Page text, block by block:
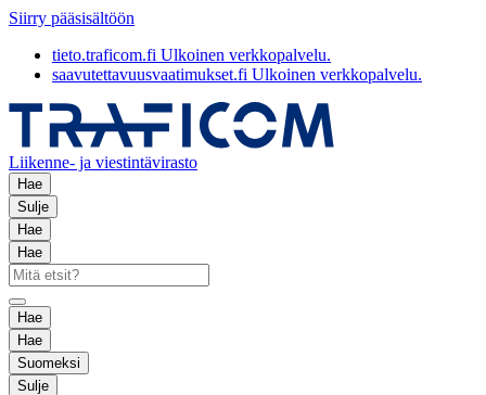
Siirry pääsisältöön
tieto.traficom.fi Ulkoinen verkkopalvelu.
saavutettavuusvaatimukset.fi Ulkoinen verkkopalvelu.
Liikenne- ja viestintävirasto
Hae
Sulje
Hae
Hae
Hae
Hae
Suomeksi
Sulje